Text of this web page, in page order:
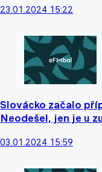
23.01.2024 15:22
Slovácko začalo
Neodešel, jen je u
03.01.2024 15:59